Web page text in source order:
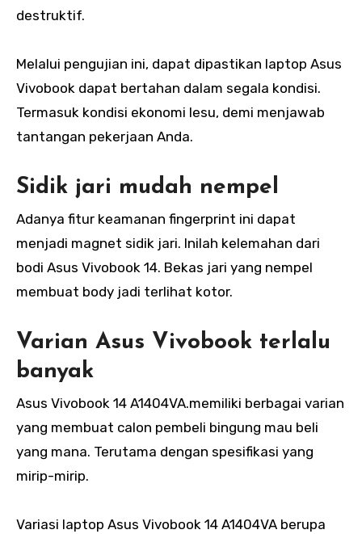
destruktif.
Melalui pengujian ini, dapat dipastikan laptop Asus
Vivobook dapat bertahan dalam segala kondisi.
Termasuk kondisi ekonomi lesu, demi menjawab
tantangan pekerjaan Anda.
Sidik jari mudah nempel
Adanya fitur keamanan fingerprint ini dapat
menjadi magnet sidik jari. Inilah kelemahan dari
bodi Asus Vivobook 14. Bekas jari yang nempel
membuat body jadi terlihat kotor.
Varian Asus Vivobook terlalu
banyak
Asus Vivobook 14 A1404VA.memiliki berbagai varian
yang membuat calon pembeli bingung mau beli
yang mana. Terutama dengan spesifikasi yang
mirip-mirip.
Variasi laptop Asus Vivobook 14 A1404VA berupa